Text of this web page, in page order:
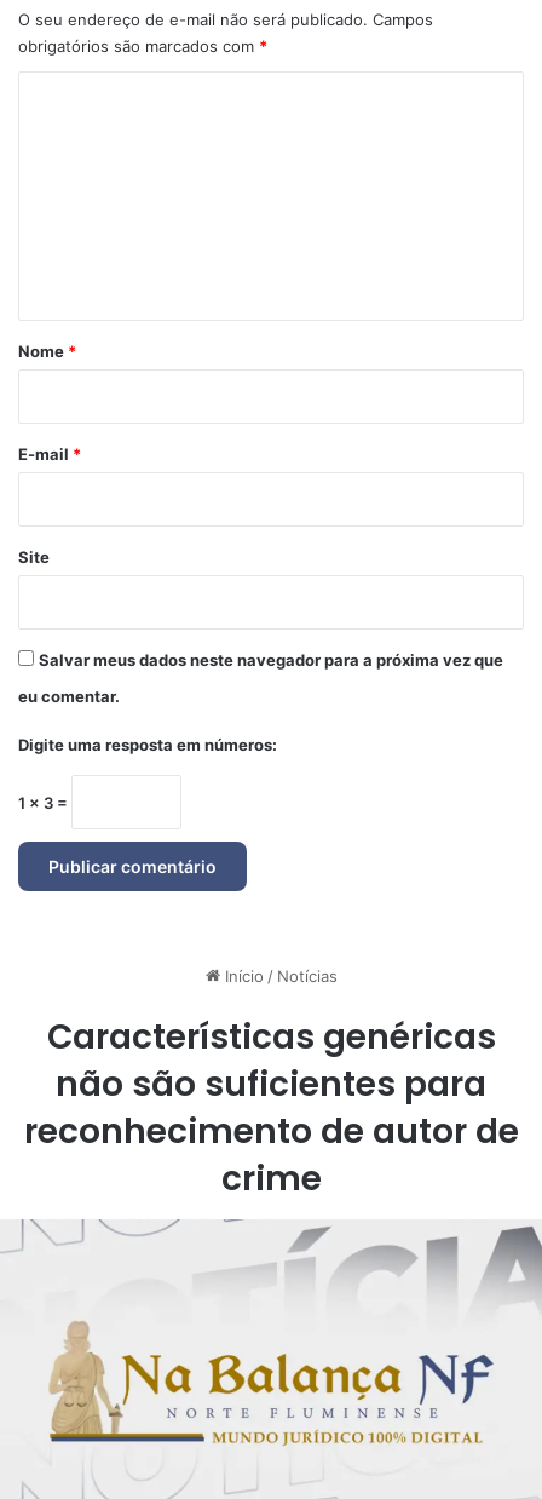
O seu endereço de e-mail não será publicado. Campos
obrigatórios são marcados com *
r
*
Nome *
E-mail *
Site
Salvar meus dados neste navegador para a próxima vez que
eu comentar.
Digite uma resposta em números:
1 × 3 =